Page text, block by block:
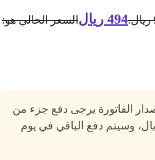
494 ريال السعر الحالي هو:
الفاتورة يرجى دفع جزء من
وسيتم دفع الباقي في يوم